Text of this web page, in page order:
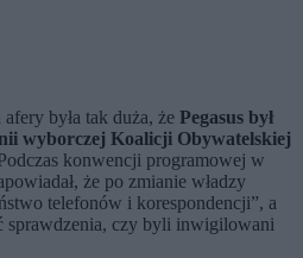
była tak duża, że Pegasus był
wyborczej Koalicji Obywatelskiej
konwencji programowej w
że po zmianie władzy
telefonów i korespondencji”, a
sprawdzenia, czy byli inwigilowani